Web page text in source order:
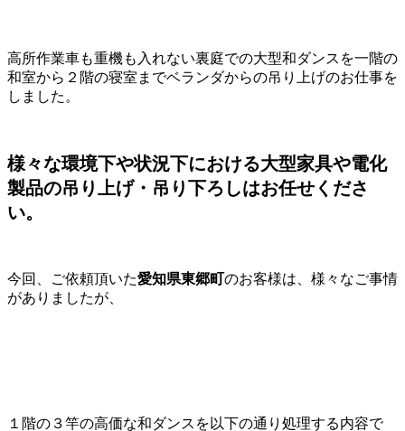
高所作業車も重機も入れない裏庭での大型和ダンスを一階の
和室から２階の寝室までベランダからの吊り上げのお仕事を
しました。
様々な環境下や状況下における大型家具や電化
製品の吊り上げ・吊り下ろしはお任せくださ
い。
今回、ご依頼頂いた愛知県東郷町のお客様は、様々なご事情
がありましたが、
１階の３竿の高価な和ダンスを以下の通り処理する内容で